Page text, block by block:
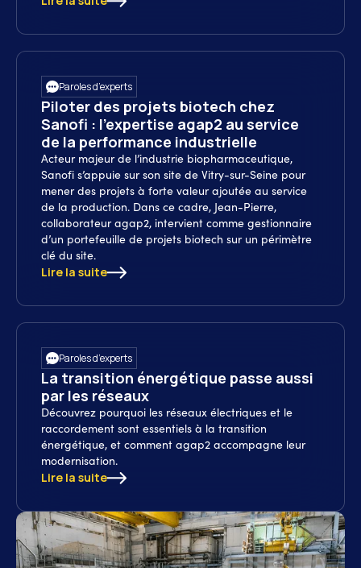
Paroles d’experts
Piloter des projets biotech chez
Sanofi : l’expertise agap2 au service
de la performance industrielle
Acteur majeur de l’industrie biopharmaceutique,
Sanofi s’appuie sur son site de Vitry-sur-Seine pour
mener des projets à forte valeur ajoutée au service
de la production. Dans ce cadre, Jean-Pierre,
collaborateur agap2, intervient comme gestionnaire
d’un portefeuille de projets biotech sur un périmètre
clé du site.
Lire la suite
Paroles d’experts
La transition énergétique passe aussi
par les réseaux
Découvrez pourquoi les réseaux électriques et le
raccordement sont essentiels à la transition
énergétique, et comment agap2 accompagne leur
modernisation.
Lire la suite